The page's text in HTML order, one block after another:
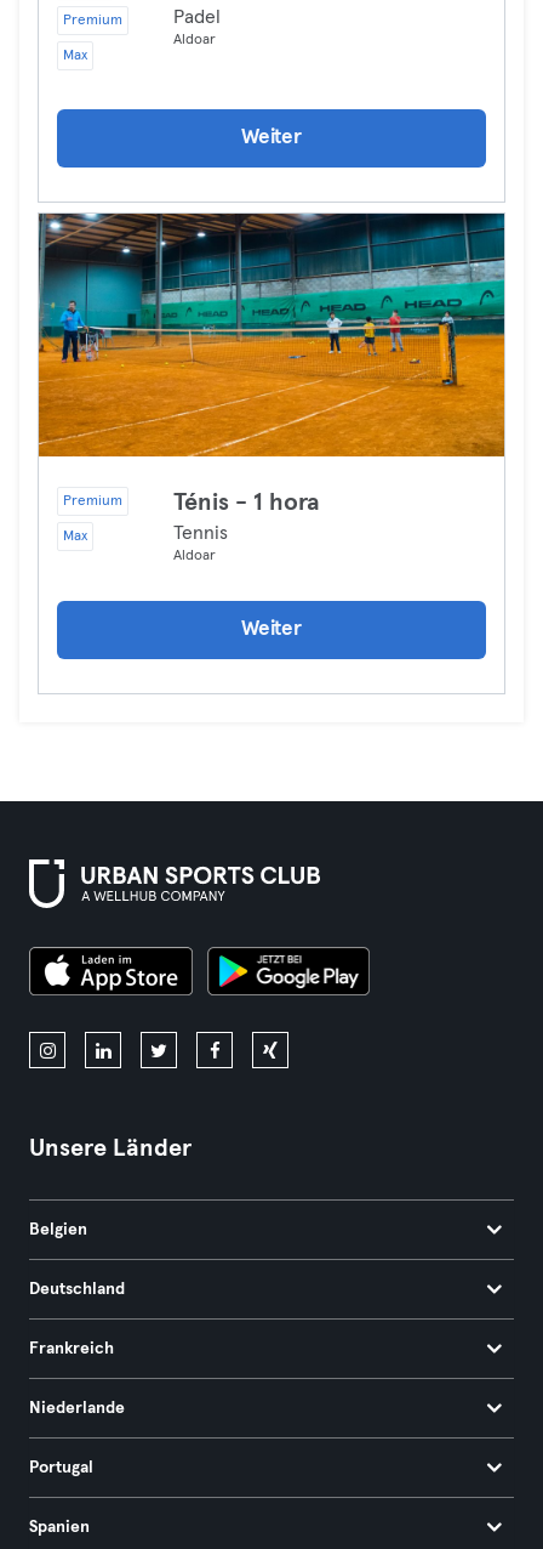
Premium
Max
Padel
Aldoar
Weiter
Premium
Max
Ténis - 1 hora
Tennis
Aldoar
Weiter
Unsere Länder
Belgien
Deutschland
Frankreich
Niederlande
Portugal
Spanien